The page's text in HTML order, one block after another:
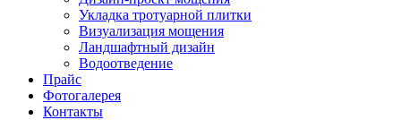
Укладка тротуарной плитки
Визуализация мощения
Ландшафтный дизайн
Водоотведение
Прайс
Фотогалерея
Контакты